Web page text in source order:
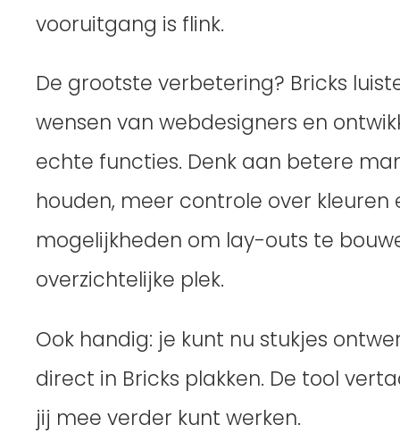
vooruitgang is flink.
De grootste verbetering? Bricks
wensen van webdesigners en
echte functies. Denk aan betere
houden, meer controle over
mogelijkheden om lay-outs te
overzichtelijke plek.
Ook handig: je kunt nu stukjes
direct in Bricks plakken. De tool
jij mee verder kunt werken.